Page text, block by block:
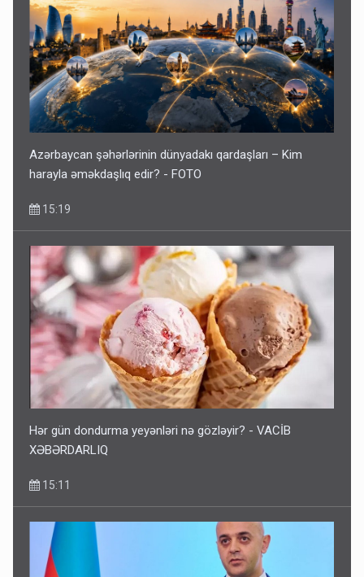
Azərbaycan şəhərlərinin dünyadakı qardaşları – Kim
harayla əməkdaşlıq edir? - FOTO
15:19
Hər gün dondurma yeyənləri nə gözləyir? - VACİB
XƏBƏRDARLIQ
15:11